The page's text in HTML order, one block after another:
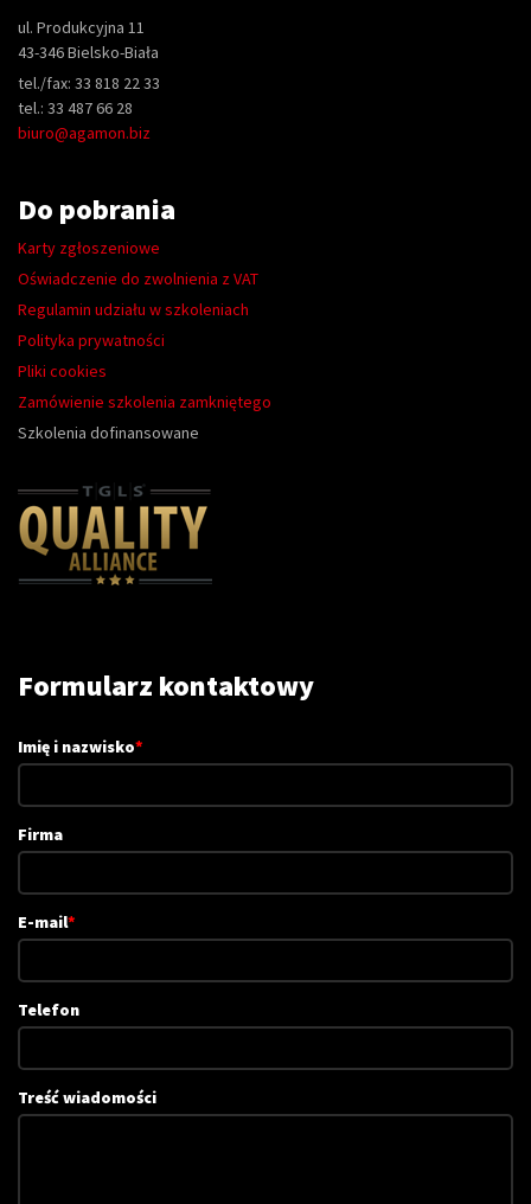
ul. Produkcyjna 11
43-346 Bielsko-Biała
tel./fax: 33 818 22 33
tel.: 33 487 66 28
biuro@agamon.biz
Do pobrania
Karty zgłoszeniowe
Oświadczenie do zwolnienia z VAT
Regulamin udziału w szkoleniach
Polityka prywatności
Pliki cookies
Zamówienie szkolenia zamkniętego
Szkolenia dofinansowane
Formularz kontaktowy
Imię i nazwisko*
Firma
E-mail*
Telefon
Treść wiadomości